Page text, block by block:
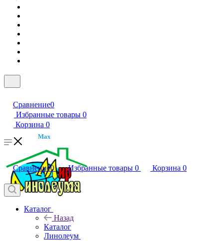
Сравнение0
Избранные товары 0
Корзина 0
Max
Сравнение0 Избранные товары 0 Корзина 0
Каталог
Назад
Каталог
Линолеум